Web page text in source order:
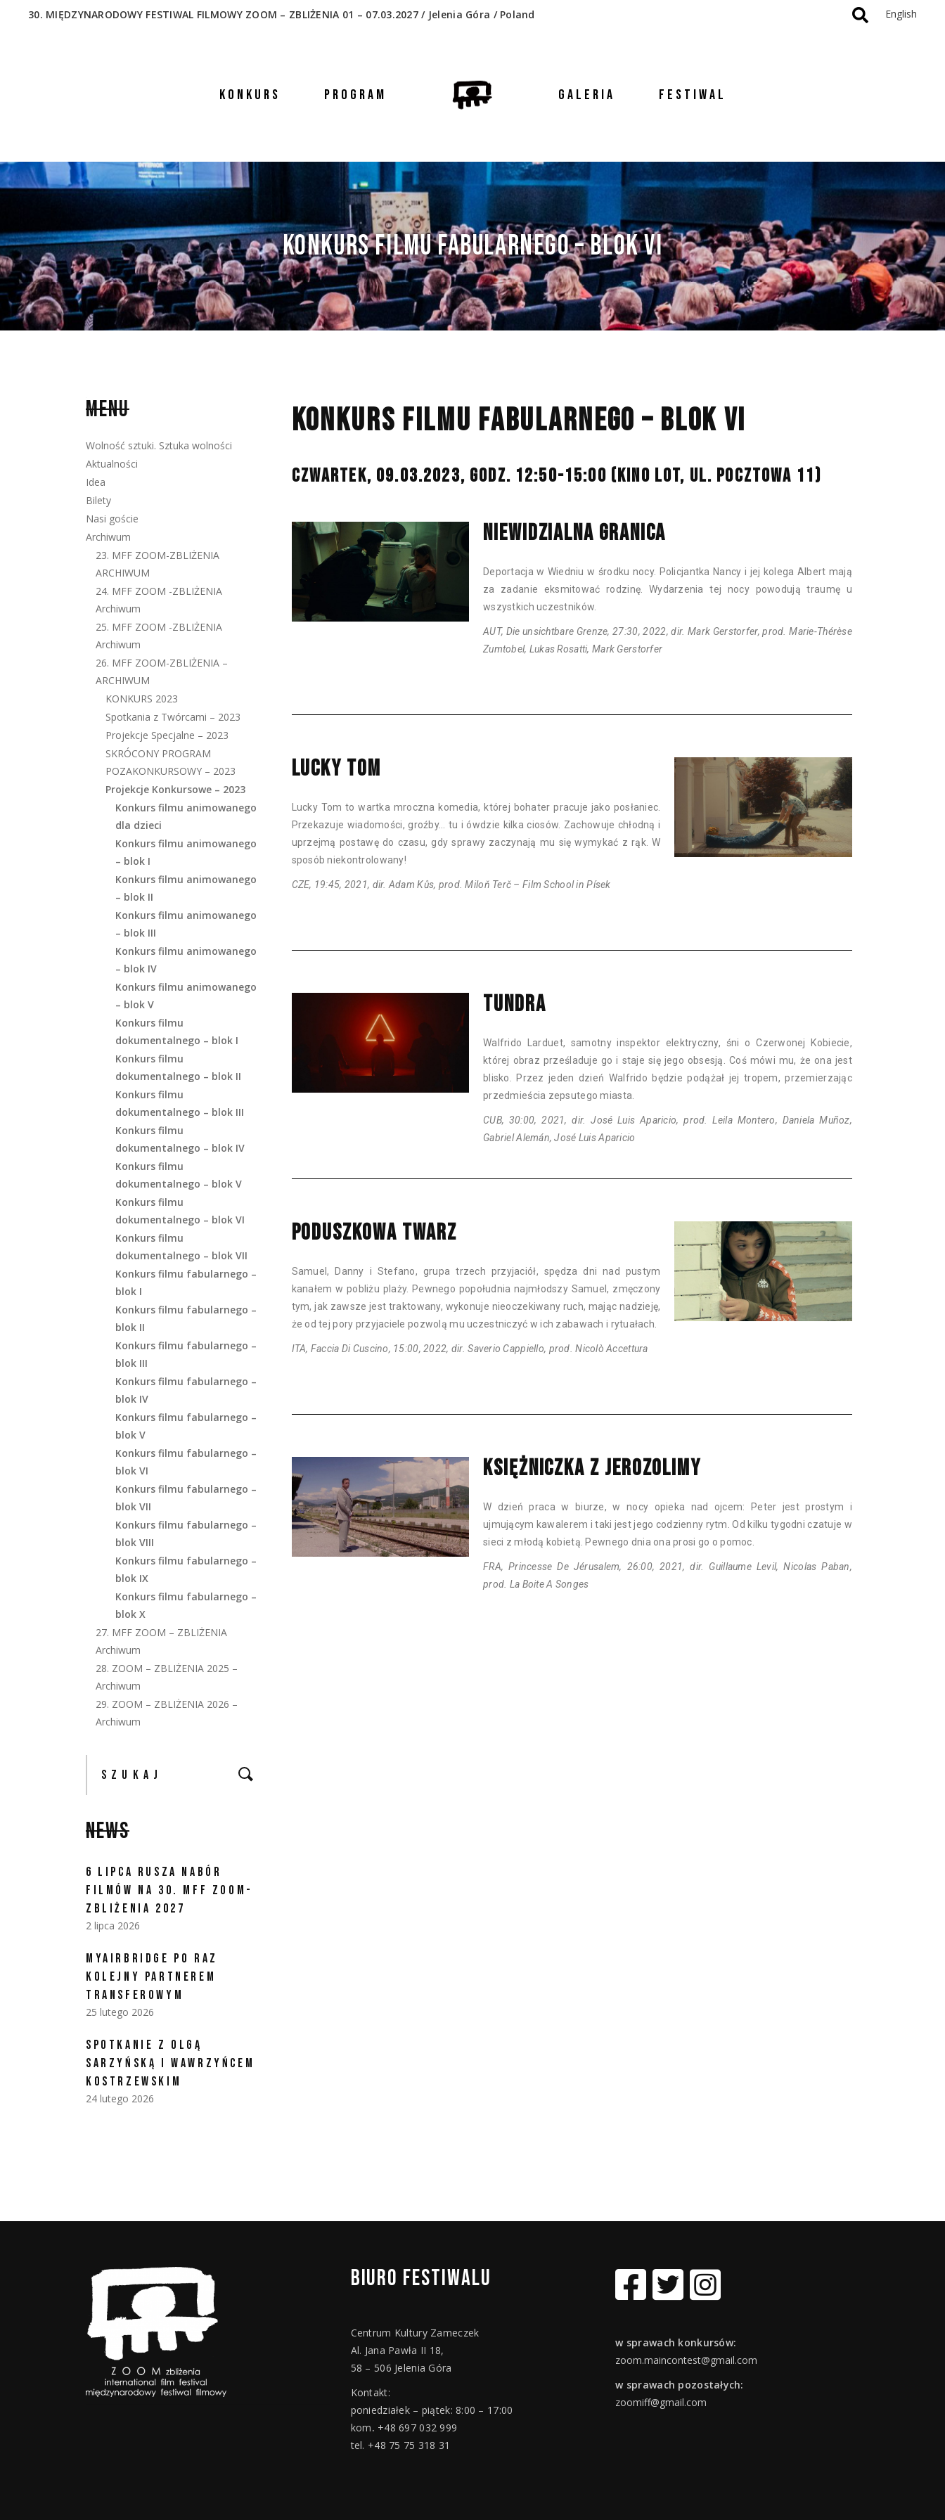
30. MIĘDZYNARODOWY FESTIWAL FILMOWY ZOOM – ZBLIŻENIA 01 – 07.03.2027 / Jelenia Góra / Poland English
KONKURS PROGRAM GALERIA FESTIWAL
KONKURS FILMU FABULARNEGO – BLOK VI
NAN
KONKURS FILMU FABULARNEGO – BLOK VI
CZWARTEK, 09.03.2023, GODZ. 12:50-15:00 (KINO LOT, UL. POCZTOWA 11)
NIEWIDZIALNA GRANICA
Deportacja w Wiedniu w środku nocy. Policjantka Nancy i jej kolega Albert mają
za zadanie eksmitować rodzinę. Wydarzenia tej nocy powodują traumę u
wszystkich uczestników.
AUT, Die unsichtbare Grenze, 27:30, 2022, dir. Mark Gerstorfer, prod. Marie-Thérèse
Zumtobel, Lukas Rosatti, Mark Gerstorfer
LUCKY TOM
Lucky Tom to wartka mroczna komedia, której bohater pracuje jako posłaniec.
Przekazuje wiadomości, groźby… tu i ówdzie kilka ciosów. Zachowuje chłodną i
uprzejmą postawę do czasu, gdy sprawy zaczynają mu się wymykać z rąk. W
sposób niekontrolowany!
CZE, 19:45, 2021, dir. Adam Kůs, prod. Miloň Terč – Film School in Písek
TUNDRA
Walfrido Larduet, samotny inspektor elektryczny, śni o Czerwonej Kobiecie,
której obraz prześladuje go i staje się jego obsesją. Coś mówi mu, że ona jest
blisko. Przez jeden dzień Walfrido będzie podążał jej tropem, przemierzając
przedmieścia zepsutego miasta.
CUB, 30:00, 2021, dir. José Luis Aparicio, prod. Leila Montero, Daniela Muñoz,
Gabriel Alemán, José Luis Aparicio
PODUSZKOWA TWARZ
Samuel, Danny i Stefano, grupa trzech przyjaciół, spędza dni nad pustym
kanałem w pobliżu plaży. Pewnego popołudnia najmłodszy Samuel, zmęczony
tym, jak zawsze jest traktowany, wykonuje nieoczekiwany ruch, mając nadzieję,
że od tej pory przyjaciele pozwolą mu uczestniczyć w ich zabawach i rytuałach.
ITA, Faccia Di Cuscino, 15:00, 2022, dir. Saverio Cappiello, prod. Nicolò Accettura
KSIĘŻNICZKA Z JEROZOLIMY
W dzień praca w biurze, w nocy opieka nad ojcem: Peter jest prostym i
ujmującym kawalerem i taki jest jego codzienny rytm. Od kilku tygodni czatuje w
sieci z młodą kobietą. Pewnego dnia ona prosi go o pomoc.
FRA, Princesse De Jérusalem, 26:00, 2021, dir. Guillaume Levil, Nicolas Paban,
prod. La Boite A Songes
MENU
Wolność sztuki. Sztuka wolności
Aktualności
Idea
Bilety
Nasi goście
Archiwum
23. MFF ZOOM-ZBLIŻENIA
ARCHIWUM
24. MFF ZOOM -ZBLIŻENIA
Archiwum
25. MFF ZOOM -ZBLIŻENIA
Archiwum
26. MFF ZOOM-ZBLIŻENIA –
ARCHIWUM
KONKURS 2023
Spotkania z Twórcami – 2023
Projekcje Specjalne – 2023
SKRÓCONY PROGRAM
POZAKONKURSOWY – 2023
Projekcje Konkursowe – 2023
Konkurs filmu animowanego
dla dzieci
Konkurs filmu animowanego
– blok I
Konkurs filmu animowanego
– blok II
Konkurs filmu animowanego
– blok III
Konkurs filmu animowanego
– blok IV
Konkurs filmu animowanego
– blok V
Konkurs filmu
dokumentalnego – blok I
Konkurs filmu
dokumentalnego – blok II
Konkurs filmu
dokumentalnego – blok III
Konkurs filmu
dokumentalnego – blok IV
Konkurs filmu
dokumentalnego – blok V
Konkurs filmu
dokumentalnego – blok VI
Konkurs filmu
dokumentalnego – blok VII
Konkurs filmu fabularnego –
blok I
Konkurs filmu fabularnego –
blok II
Konkurs filmu fabularnego –
blok III
Konkurs filmu fabularnego –
blok IV
Konkurs filmu fabularnego –
blok V
Konkurs filmu fabularnego –
blok VI
Konkurs filmu fabularnego –
blok VII
Konkurs filmu fabularnego –
blok VIII
Konkurs filmu fabularnego –
blok IX
Konkurs filmu fabularnego –
blok X
27. MFF ZOOM – ZBLIŻENIA
Archiwum
28. ZOOM – ZBLIŻENIA 2025 –
Archiwum
29. ZOOM – ZBLIŻENIA 2026 –
Archiwum
NEWS
6 LIPCA RUSZA NABÓR
FILMÓW NA 30. MFF ZOOM-
ZBLIŻENIA 2027
2 lipca 2026
MYAIRBRIDGE PO RAZ
KOLEJNY PARTNEREM
TRANSFEROWYM
25 lutego 2026
SPOTKANIE Z OLGĄ
SARZYŃSKĄ I WAWRZYŃCEM
KOSTRZEWSKIM
24 lutego 2026
BIURO FESTIWALU
Centrum Kultury Zameczek
Al. Jana Pawła II 18,
58 – 506 Jelenia Góra
Kontakt:
poniedziałek – piątek: 8:00 – 17:00
kom. +48 697 032 999
tel. +48 75 75 318 31
w sprawach konkursów:
zoom.maincontest@gmail.com
w sprawach pozostałych:
zoomiff@gmail.com